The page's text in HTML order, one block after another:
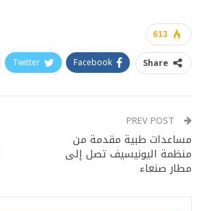
613
Share
Facebook
Twitter
مساعدات طبية مقدمة من
منظمة اليونيسيف تصل إلى
مطار صنعاء